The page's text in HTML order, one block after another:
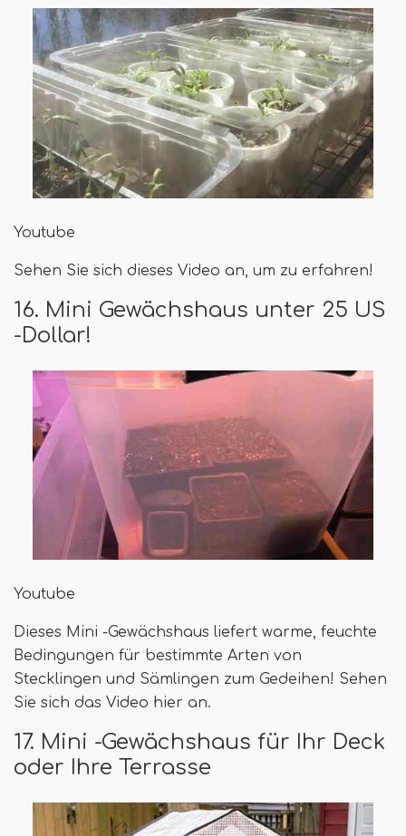
Youtube
Sehen Sie sich dieses Video an, um zu erfahren!
16. Mini Gewächshaus unter 25 US
-Dollar!
Youtube
Dieses Mini -Gewächshaus liefert warme, feuchte
Bedingungen für bestimmte Arten von
Stecklingen und Sämlingen zum Gedeihen! Sehen
Sie sich das Video hier an.
17. Mini -Gewächshaus für Ihr Deck
oder Ihre Terrasse